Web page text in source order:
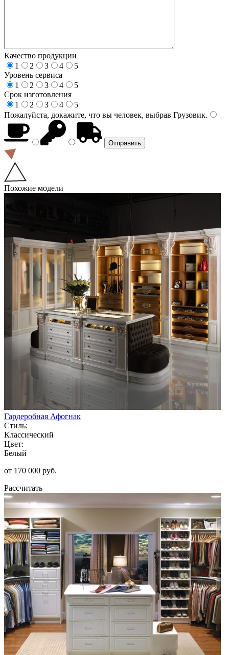
Качество продукции
1
2 3 4
5
Уровень сервиса
1
2 3 4
5
Срок изготовления
1
2 3 4
5
Пожалуйста, докажите, что вы человек, выбрав Грузовик.
Похожие модели
Гардеробная Афогнак
Стиль:
Классический
Цвет:
Белый
от 170 000 руб.
Рассчитать